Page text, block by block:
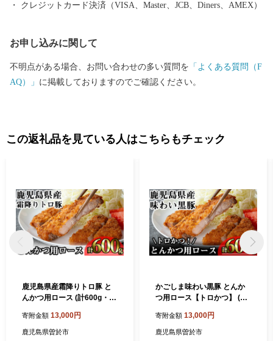
クレジットカード決済（VISA、Master、JCB、Diners、AMEX）
お申し込みに関して
不明点がある場合、お問い合わせの多い質問を 「よくある質問（F
AQ）」 に掲載しておりますのでご確認ください。
この返礼品を見ている人はこちらもチェック
鹿児島県産霜降りトロ豚 と
んかつ用ロース (計600g・20
降り 【KNOT】 A570
寄附金額 13,000円
鹿児島県曽於市
かごしま味わい黒豚 とんか
つ用ロース【トロかつ】 (計
産 豚肉 黒豚 【KNOT】 A55
8
寄附金額 13,000円
鹿児島県曽於市